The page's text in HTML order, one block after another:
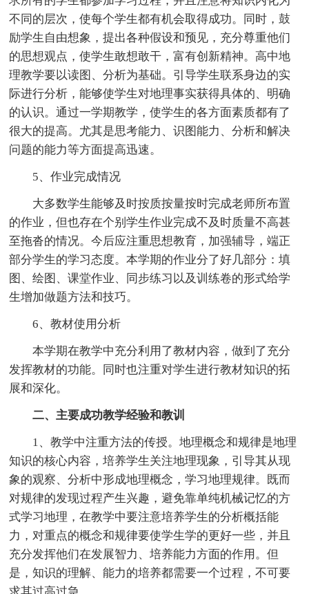
不同的层次，使每个学生都有机会取得成功。同时，鼓
励学生自由想象，提出各种假设和预见，充分尊重他们
的思想观点，使学生敢想敢干，富有创新精神。高中地
理教学要以读图、分析为基础。引导学生联系身边的实
际进行分析，能够使学生对地理事实获得具体的、明确
的认识。通过一学期教学，使学生的各方面素质都有了
很大的提高。尤其是思考能力、识图能力、分析和解决
问题的能力等方面提高迅速。
5、作业完成情况
大多数学生能够及时按质按量按时完成老师所布置
的作业，但也存在个别学生作业完成不及时质量不高甚
至拖沓的情况。今后应注重思想教育，加强辅导，端正
部分学生的学习态度。本学期的作业分了好几部分：填
图、绘图、课堂作业、同步练习以及训练卷的形式给学
生增加做题方法和技巧。
6、教材使用分析
本学期在教学中充分利用了教材内容，做到了充分
发挥教材的功能。同时也注重对学生进行教材知识的拓
展和深化。
二、主要成功教学经验和教训
1、教学中注重方法的传授。地理概念和规律是地理
知识的核心内容，培养学生关注地理现象，引导其从现
象的观察、分析中形成地理概念，学习地理规律。既而
对规律的发现过程产生兴趣，避免靠单纯机械记忆的方
式学习地理，在教学中要注意培养学生的分析概括能
力，对重点的概念和规律要使学生学的更好一些，并且
充分发挥他们在发展智力、培养能力方面的作用。但
是，知识的理解、能力的培养都需要一个过程，不可要
求其过高过急。